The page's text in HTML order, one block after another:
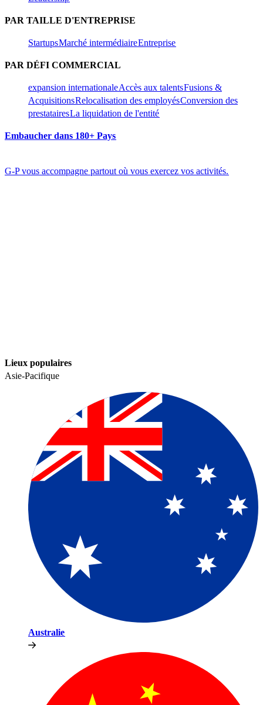
PAR TAILLE D'ENTREPRISE​​
Startups​​Marché intermédiaire​​Entreprise​​
PAR DÉFI COMMERCIAL​​
expansion internationale​​Accès aux talents​​Fusions &
Acquisitions​​Relocalisation des employés​​Conversion des
prestataires​​La liquidation de l'entité​​
Embaucher dans 180+ Pays​​
G-P vous accompagne partout où vous exercez vos activités.​​
Lieux populaires​​
Asie-Pacifique​​
Australie​​